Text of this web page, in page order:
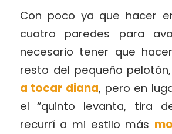
Con poco ya que hacer
cuatro paredes para
necesario tener que
resto del pequeño pelotón,
a tocar diana, pero en
el “quinto levanta, tira
recurrí a mi estilo más